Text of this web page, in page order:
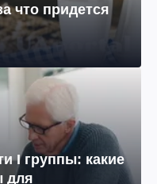
что придется
I группы: какие
для